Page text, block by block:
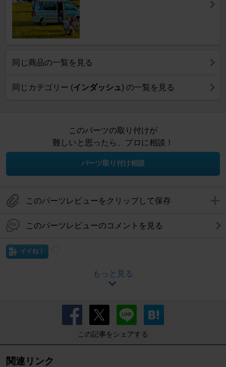
同じ商品の一覧を見る
同じカテゴリー (インダッシュ) の一覧を見る
このパーツの取り付けが
難しいと思ったら、プロに相談！
パーツ取り付け相談
このパーツレビューをクリップして保存
このパーツレビューのコメントを見る
イイね！
もっと見る
この記事をシェアする
関連リンク